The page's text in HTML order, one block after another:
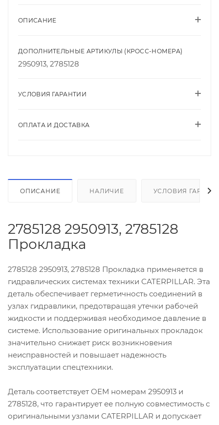
ОПИСАНИЕ
ДОПОЛНИТЕЛЬНЫЕ АРТИКУЛЫ (КРОСС-НОМЕРА)
2950913, 2785128
УСЛОВИЯ ГАРАНТИИ
ОПЛАТА И ДОСТАВКА
ОПИСАНИЕ НАЛИЧИЕ УСЛОВИЯ
2785128 2950913, 2785128
Прокладка
2785128 2950913, 2785128 Прокладка применяется в
гидравлических системах техники CATERPILLAR. Эта
деталь обеспечивает герметичность соединений в
узлах гидравлики, предотвращая утечки рабочей
жидкости и поддерживая необходимое давление в
системе. Использование оригинальных прокладок
значительно снижает риск возникновения
неисправностей и повышает надежность
эксплуатации спецтехники.
Деталь соответствует OEM номерам 2950913 и
2785128, что гарантирует ее полную совместимость с
оригинальными узлами CATERPILLAR и допускает